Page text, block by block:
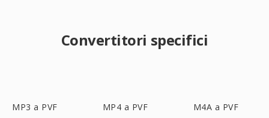
Convertitori specifici
MP3 a PVF MP4 a PVF M4A a PVF